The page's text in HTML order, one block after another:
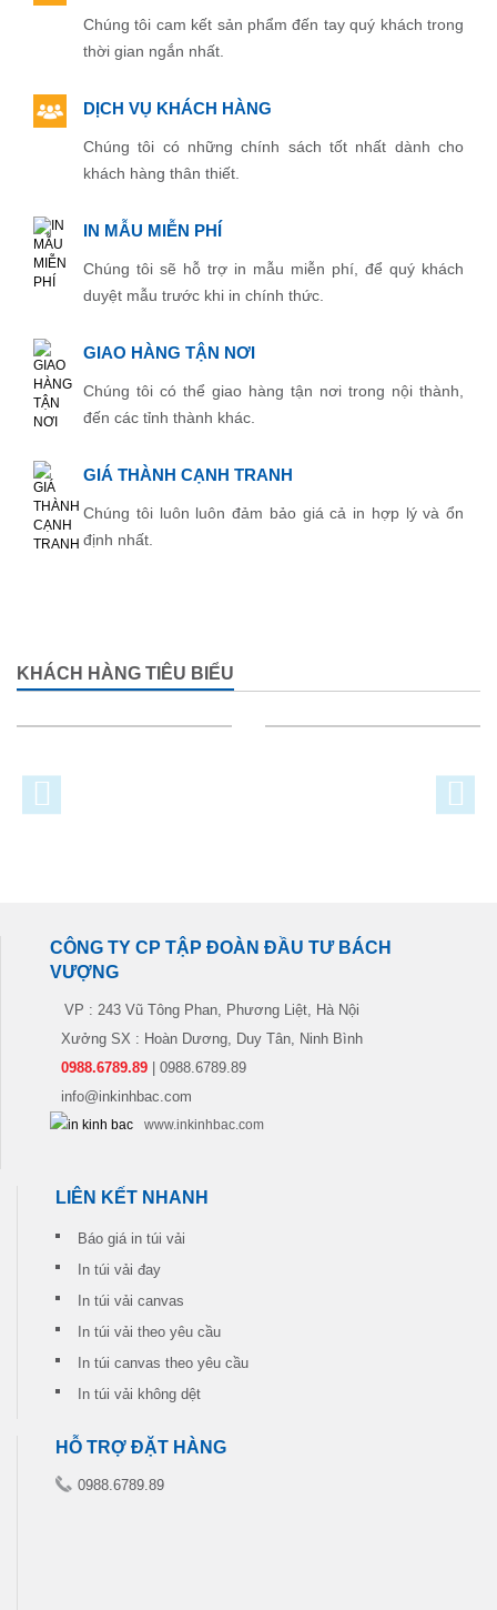
Chúng tôi cam kết sản phẩm đến tay quý khách trong
thời gian ngắn nhất.
DỊCH VỤ KHÁCH HÀNG
Chúng tôi có những chính sách tốt nhất dành cho
khách hàng thân thiết.
IN MẪU MIỄN PHÍ
Chúng tôi sẽ hỗ trợ in mẫu miễn phí, để quý khách
duyệt mẫu trước khi in chính thức.
GIAO HÀNG TẬN NƠI
Chúng tôi có thể giao hàng tận nơi trong nội thành,
đến các tỉnh thành khác.
GIÁ THÀNH CẠNH TRANH
Chúng tôi luôn luôn đảm bảo giá cả in hợp lý và ổn
định nhất.
KHÁCH HÀNG TIÊU BIỂU
CÔNG TY CP TẬP ĐOÀN ĐẦU TƯ BÁCH
VƯỢNG
VP : 243 Vũ Tông Phan, Phương Liệt, Hà Nội
Xưởng SX : Hoàn Dương, Duy Tân, Ninh Bình
0988.6789.89 | 0988.6789.89
info@inkinhbac.com
www.inkinhbac.com
LIÊN KẾT NHANH
Báo giá in túi vải
In túi vải đay
In túi vải canvas
In túi vải theo yêu cầu
In túi canvas theo yêu cầu
In túi vải không dệt
HỖ TRỢ ĐẶT HÀNG
0988.6789.89